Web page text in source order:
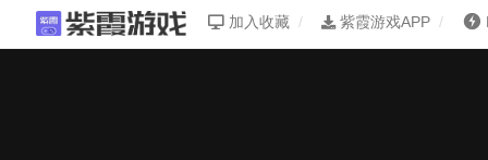
加入收藏 紫霞游戏APP